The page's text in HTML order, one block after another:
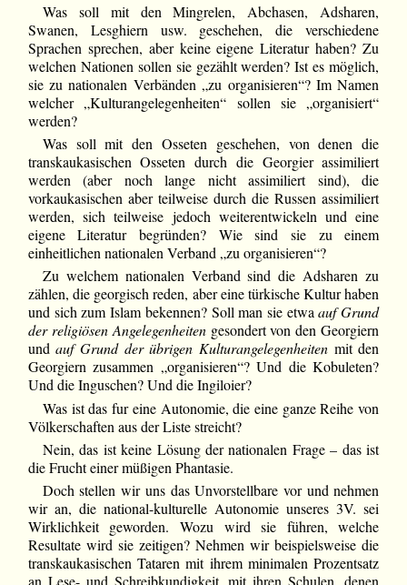
Was soll mit den Mingrelen, Abchasen, Adsharen,
Swanen, Lesghiern usw. geschehen, die verschiedene
Sprachen sprechen, aber keine eigene Literatur haben? Zu
welchen Nationen sollen sie gezählt werden? Ist es möglich,
sie zu nationalen Verbänden „zu organisieren“? Im Namen
welcher „Kulturangelegenheiten“ sollen sie „organisiert“
werden?
Was soll mit den Osseten geschehen, von denen die
transkaukasischen Osseten durch die Georgier assimiliert
werden (aber noch lange nicht assimiliert sind), die
vorkaukasischen aber teilweise durch die Russen assimiliert
werden, sich teilweise jedoch weiterentwickeln und eine
eigene Literatur begründen? Wie sind sie zu einem
einheitlichen nationalen Verband „zu organisieren“?
Zu welchem nationalen Verband sind die Adsharen zu
zählen, die georgisch reden, aber eine türkische Kultur haben
und sich zum Islam bekennen? Soll man sie etwaauf Grund
der religiösen Angelegenheitengesondert von den Georgiern
undauf Grund der übrigen Kulturangelegenheitenmit den
Georgiern zusammen „organisieren“? Und die Kobuleten?
Und die Inguschen? Und die Ingiloier?
Was ist das fur eine Autonomie, die eine ganze Reihe von
Völkerschaften aus der Liste streicht?
Nein, das ist keine Lösung der nationalen Frage – das ist
die Frucht einer müßigen Phantasie.
Doch stellen wir uns das Unvorstellbare vor und nehmen
wir an, die national-kulturelle Autonomie unseres 3V. sei
Wirklichkeit geworden. Wozu wird sie führen, welche
Resultate wird sie zeitigen? Nehmen wir beispielsweise die
transkaukasischen Tataren mit ihrem minimalen Prozentsatz
an Lese- und Schreibkundigkeit, mit ihren Schulen, denen